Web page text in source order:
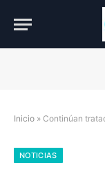
Inicio » Continúan
NOTICIAS